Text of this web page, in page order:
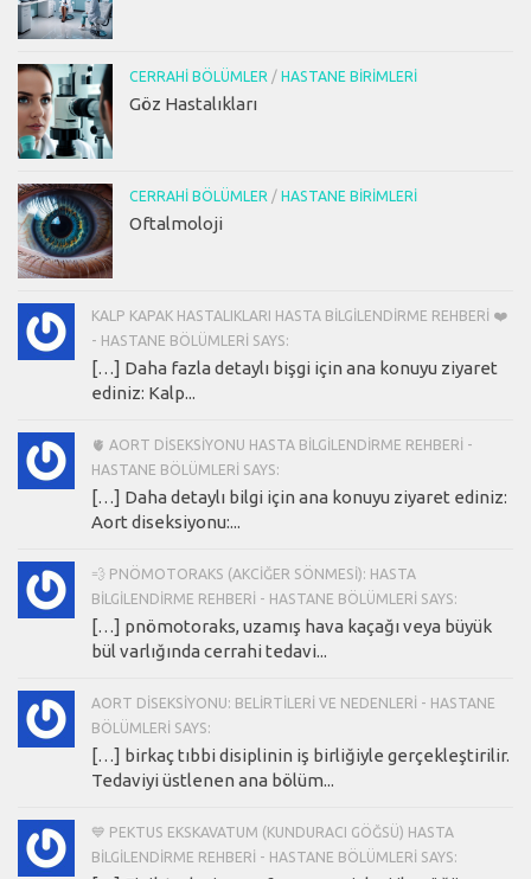
CERRAHI BÖLÜMLER / HASTANE BIRIMLERI
Göz Hastalıkları
CERRAHI BÖLÜMLER / HASTANE BIRIMLERI
Oftalmoloji
KALP KAPAK HASTALIKLARI HASTA BILGILENDIRME REHBERI ❤️
- HASTANE BÖLÜMLERI SAYS:
[…] Daha fazla detaylı bişgi için ana konuyu ziyaret
ediniz: Kalp...
🫀 AORT DISEKSIYONU HASTA BILGILENDIRME REHBERI -
HASTANE BÖLÜMLERI SAYS:
[…] Daha detaylı bilgi için ana konuyu ziyaret ediniz:
Aort diseksiyonu:...
💨 PNÖMOTORAKS (AKCIĞER SÖNMESI): HASTA
BILGILENDIRME REHBERI - HASTANE BÖLÜMLERI SAYS:
[…] pnömotoraks, uzamış hava kaçağı veya büyük
bül varlığında cerrahi tedavi...
AORT DISEKSIYONU: BELIRTILERI VE NEDENLERI - HASTANE
BÖLÜMLERI SAYS:
[…] birkaç tıbbi disiplinin iş birliğiyle gerçekleştirilir.
Tedaviyi üstlenen ana bölüm...
💙 PEKTUS EKSKAVATUM (KUNDURACI GÖĞSÜ) HASTA
BILGILENDIRME REHBERI - HASTANE BÖLÜMLERI SAYS: